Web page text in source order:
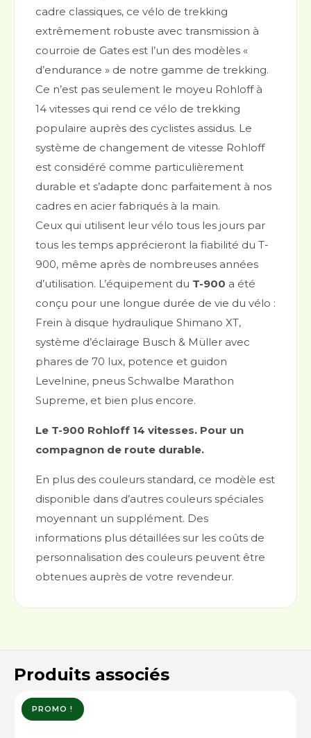
cadre classiques, ce vélo de trekking
extrêmement robuste avec transmission à
courroie de Gates est l’un des modèles «
d’endurance » de notre gamme de trekking.
Ce n’est pas seulement le moyeu Rohloff à
14 vitesses qui rend ce vélo de trekking
populaire auprès des cyclistes assidus. Le
système de changement de vitesse Rohloff
est considéré comme particulièrement
durable et s’adapte donc parfaitement à nos
cadres en acier fabriqués à la main.
Ceux qui utilisent leur vélo tous les jours par
tous les temps apprécieront la fiabilité du T-
900, même après de nombreuses années
d’utilisation. L’équipement du T-900 a été
conçu pour une longue durée de vie du vélo :
Frein à disque hydraulique Shimano XT,
système d’éclairage Busch & Müller avec
phares de 70 lux, potence et guidon
Levelnine, pneus Schwalbe Marathon
Supreme, et bien plus encore.
Le T-900 Rohloff 14 vitesses. Pour un
compagnon de route durable.
En plus des couleurs standard, ce modèle est
disponible dans d’autres couleurs spéciales
moyennant un supplément. Des
informations plus détaillées sur les coûts de
personnalisation des couleurs peuvent être
obtenues auprès de votre revendeur.
Produits associés
PROMO !